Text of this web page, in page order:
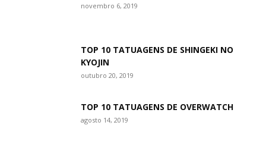
novembro 6, 2019
TOP 10 TATUAGENS DE SHINGEKI NO
KYOJIN
outubro 20, 2019
TOP 10 TATUAGENS DE OVERWATCH
agosto 14, 2019